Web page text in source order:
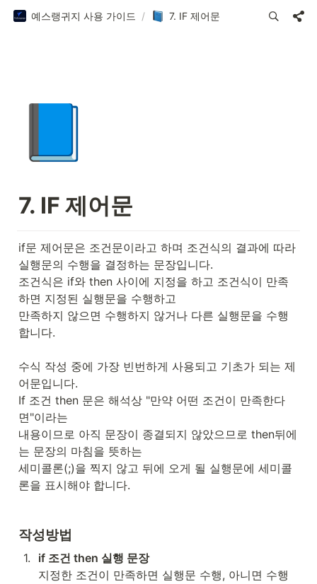
예스랭귀지 사용 가이드 / 7. IF 제어문
7. IF 제어문
if문 제어문은 조건문이라고 하며 조건식의 결과에 따라
실행문의 수행을 결정하는 문장입니다.
조건식은 if와 then 사이에 지정을 하고 조건식이 만족
하면 지정된 실행문을 수행하고
만족하지 않으면 수행하지 않거나 다른 실행문을 수행
합니다.
수식 작성 중에 가장 빈번하게 사용되고 기초가 되는 제
어문입니다.
If 조건 then 문은 해석상 "만약 어떤 조건이 만족한다
면"이라는
내용이므로 아직 문장이 종결되지 않았으므로 then뒤에
는 문장의 마침을 뜻하는
세미콜론(;)을 찍지 않고 뒤에 오게 될 실행문에 세미콜
론을 표시해야 합니다.
작성방법
1.
if 조건 then 실행 문장
지정한 조건이 만족하면 실행문 수행, 아니면 수행